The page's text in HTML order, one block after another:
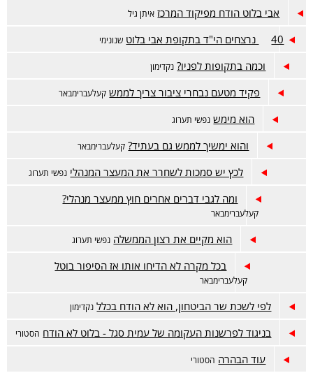
אבי בלוט הודח מפיקוד המרכז איתן גיל
40 נרצחים הי"ד בתקופת אבי בלוט שנונימי
וכמה בתקופות לפניו? נקדימון
פקיד מטעם נבחרי ציבור צריך לממש קעלעברימבאר
הוא מימש נפשי תערוג
והוא ימשיך לממש גם בעתיד? קעלעברימבאר
לכץ יש סמכות לשחרר את המעצר המנהלי נפשי תערוג
ומה לגבי דברים אחרים חוץ ממעצר מנהלי?
קעלעברימבאר
הוא מקיים את רצון הממשלה נפשי תערוג
בכל מקרה לא הדיחו אותו אז הסיפור בוטל
קעלעברימבאר
לפי לשכת שר הביטחון, הוא לא הודח בכלל נקדימון
בניגוד לפרשנות העקומה של עמית סגל - בלוט לא הודח הסטורי
עוד הבהרה הסטורי